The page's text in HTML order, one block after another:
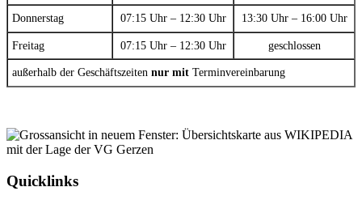
Donnerstag 07:15 Uhr – 12:30 Uhr 13:30 Uhr – 16:00 Uhr
Freitag 07:15 Uhr – 12:30 Uhr geschlossen
außerhalb der Geschäftszeiten nur mit Terminvereinbarung
Quicklinks